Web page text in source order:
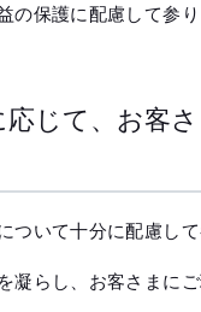
保護に配慮して参り
じて、お客
いて十分に配慮して
らし、お客さまに